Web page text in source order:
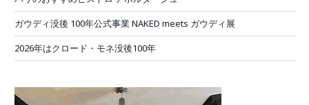
ガウディ没後 100年公式事業 NAKED meets ガウディ展
2026年はクロード・モネ没後100年